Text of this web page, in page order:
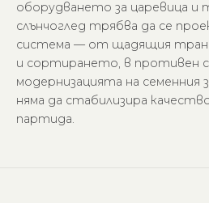
оборудването за царевица и
слънчоглед трябва да се
система — от щадящия
и сортирането, в противен
модернизацията на семенния
няма да стабилизира
партида.